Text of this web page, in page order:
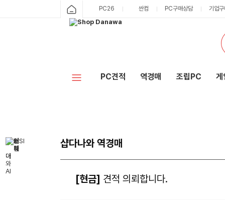
PC26 싼컴 PC구매상담 기업
PC견적 역경매 조립PC 게
샵다나와 역경매
[현금] 견적 의뢰합니다.